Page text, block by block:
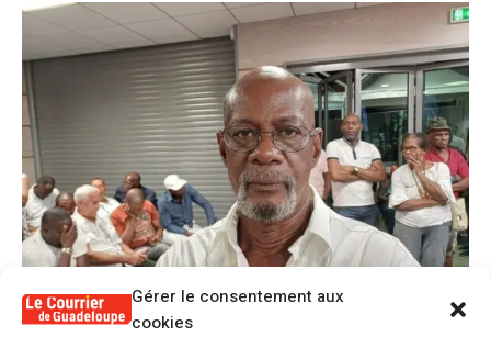
Gérer le consentement aux
cookies